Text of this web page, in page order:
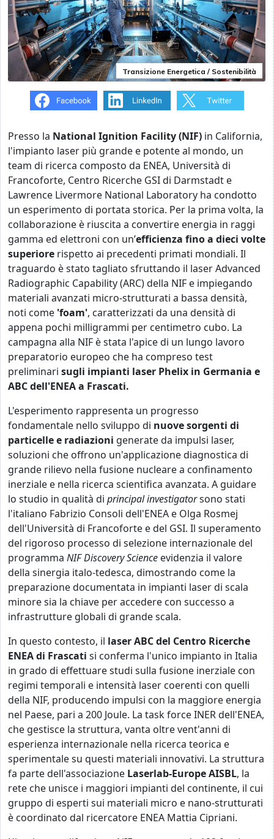
Transizione Energetica / Sostenibilità
Presso la National Ignition Facility (NIF) in California,
l'impianto laser più grande e potente al mondo, un
team di ricerca composto da ENEA, Università di
Francoforte, Centro Ricerche GSI di Darmstadt e
Lawrence Livermore National Laboratory ha condotto
un esperimento di portata storica. Per la prima volta, la
collaborazione è riuscita a convertire energia in raggi
gamma ed elettroni con un’efficienza fino a dieci volte
superiore rispetto ai precedenti primati mondiali. Il
traguardo è stato tagliato sfruttando il laser Advanced
Radiographic Capability (ARC) della NIF e impiegando
materiali avanzati micro-strutturati a bassa densità,
noti come 'foam', caratterizzati da una densità di
appena pochi milligrammi per centimetro cubo. La
campagna alla NIF è stata l'apice di un lungo lavoro
preparatorio europeo che ha compreso test
preliminari sugli impianti laser Phelix in Germania e
ABC dell'ENEA a Frascati.
L'esperimento rappresenta un progresso
fondamentale nello sviluppo di nuove sorgenti di
particelle e radiazioni generate da impulsi laser,
soluzioni che offrono un'applicazione diagnostica di
grande rilievo nella fusione nucleare a confinamento
inerziale e nella ricerca scientifica avanzata. A guidare
lo studio in qualità di principal investigatorsono stati
l'italiano Fabrizio Consoli dell'ENEA e Olga Rosmej
dell'Università di Francoforte e del GSI. Il superamento
del rigoroso processo di selezione internazionale del
programma NIF Discovery Science evidenzia il valore
della sinergia italo-tedesca, dimostrando come la
preparazione documentata in impianti laser di scala
minore sia la chiave per accedere con successo a
infrastrutture globali di grande scala.
In questo contesto, il laser ABC del Centro Ricerche
ENEA di Frascati si conferma l'unico impianto in Italia
in grado di effettuare studi sulla fusione inerziale con
regimi temporali e intensità laser coerenti con quelli
della NIF, producendo impulsi con la maggiore energia
nel Paese, pari a 200 Joule. La task force INER dell'ENEA,
che gestisce la struttura, vanta oltre vent'anni di
esperienza internazionale nella ricerca teorica e
sperimentale su questi materiali innovativi. La struttura
fa parte dell'associazione Laserlab-Europe AISBL, la
rete che unisce i maggiori impianti del continente, il cui
gruppo di esperti sui materiali micro e nano-strutturati
è coordinato dal ricercatore ENEA Mattia Cipriani.